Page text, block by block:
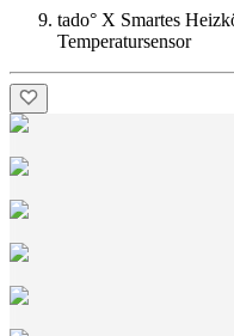
tado° X Smartes
Temperatursensor